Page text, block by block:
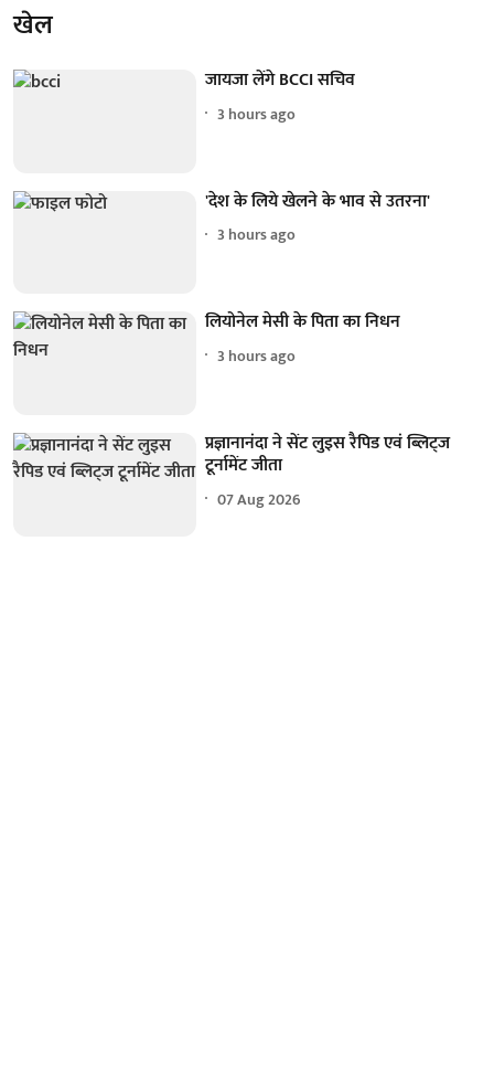
खेल
जायजा लेंगे BCCI सचिव
3 hours ago
'देश के लिये खेलने के भाव से उतरना'
3 hours ago
लियोनेल मेसी के पिता का निधन
3 hours ago
प्रज्ञानानंदा ने सेंट लुइस रैपिड एवं ब्लिट्ज
टूर्नामेंट जीता
07 Aug 2026